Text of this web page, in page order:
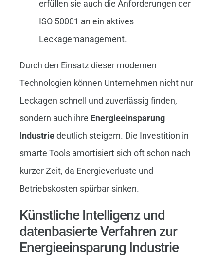
erfüllen sie auch die Anforderungen der
ISO 50001 an ein aktives
Leckagemanagement.
Durch den Einsatz dieser modernen
Technologien können Unternehmen nicht nur
Leckagen schnell und zuverlässig finden,
sondern auch ihre Energieeinsparung
Industriedeutlich steigern. Die Investition in
smarte Tools amortisiert sich oft schon nach
kurzer Zeit, da Energieverluste und
Betriebskosten spürbar sinken.
Künstliche Intelligenz und
datenbasierte Verfahren zur
Energieeinsparung Industrie